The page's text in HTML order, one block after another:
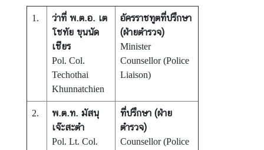
1.
ว่าที่ พ.ต.อ. เต
โชทัย ขุนนัด
เชียร
Pol. Col.
Techothai
Khunnatchien
อัครราชทูตที่ปรึกษา
(ฝ่ายตำรวจ)
Minister
Counsellor (Police
Liaison)
2.
พ.ต.ท. มัสนุ
เจ๊ะสะตำ
Pol. Lt. Col.
ที่ปรึกษา (ฝ่าย
ตำรวจ)
Counsellor (Police